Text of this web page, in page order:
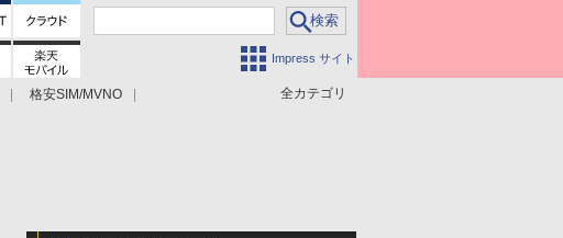
Impress サイト
全カテゴリ
格安SIM/MVNO